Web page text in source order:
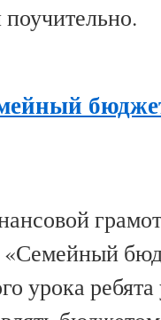
«Семейный
урока